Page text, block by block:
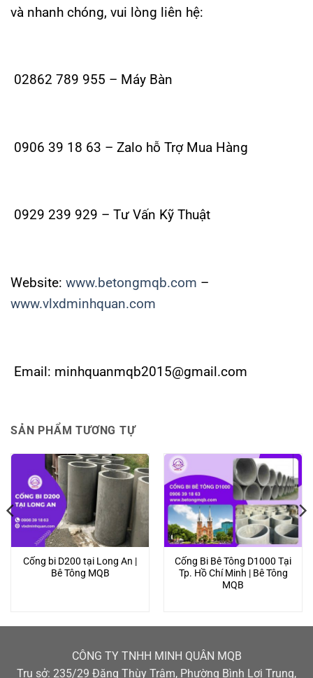
và nhanh chóng, vui lòng liên hệ:
02862 789 955 – Máy Bàn
0906 39 18 63 – Zalo hỗ Trợ Mua Hàng
0929 239 929 – Tư Vấn Kỹ Thuật
Website: www.betongmqb.com –
www.vlxdminhquan.com
Email: minhquanmqb2015@gmail.com
SẢN PHẨM TƯƠNG TỰ
Cống bi D200 tại Long An |
Bê Tông MQB
Cống Bi Bê Tông D1000 Tại
Tp. Hồ Chí Minh | Bê Tông
MQB
CÔNG TY TNHH MINH QUÂN MQB
Trụ sở: 235/29 Đặng Thùy Trâm, Phường Bình Lợi Trung,